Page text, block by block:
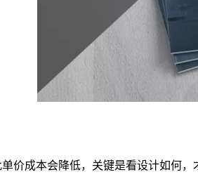
价成本会降低，关键是看设计如何